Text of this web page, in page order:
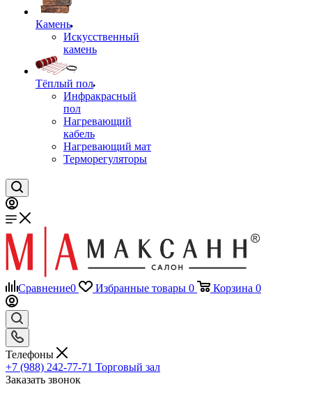
Камень
Искусственный
камень
Тёплый пол
Инфракрасный
пол
Нагревающий
кабель
Нагревающий мат
Терморегуляторы
Сравнение0 Избранные товары 0 Корзина 0
Телефоны
+7 (988) 242-77-71 Торговый зал
Заказать звонок